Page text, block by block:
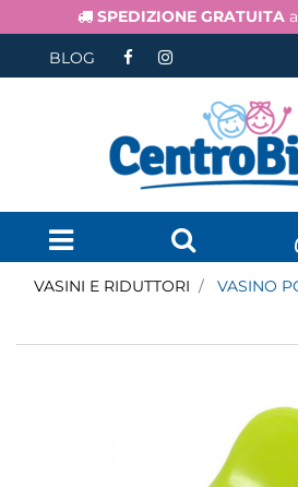
SPEDIZIONE GRATUITA
BLOG
Open menu
VASINI E RIDUTTORI VASINO